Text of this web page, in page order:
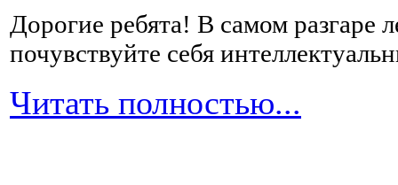
Дорогие ребята! В самом разгаре
почувствуйте себя
Читать полностью...